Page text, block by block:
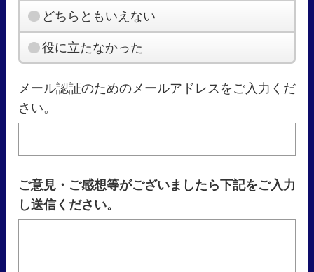
どちらともいえない
役に立たなかった
メール認証のためのメールアドレスをご入力くだ
さい。
ご意見・ご感想等がございましたら下記をご入力
し送信ください。